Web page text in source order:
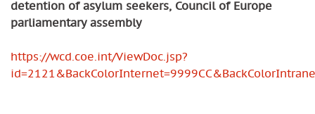
detention of asylum seekers, Council of Europe
parliamentary assembly
https://wcd.coe.int/ViewDoc.jsp?